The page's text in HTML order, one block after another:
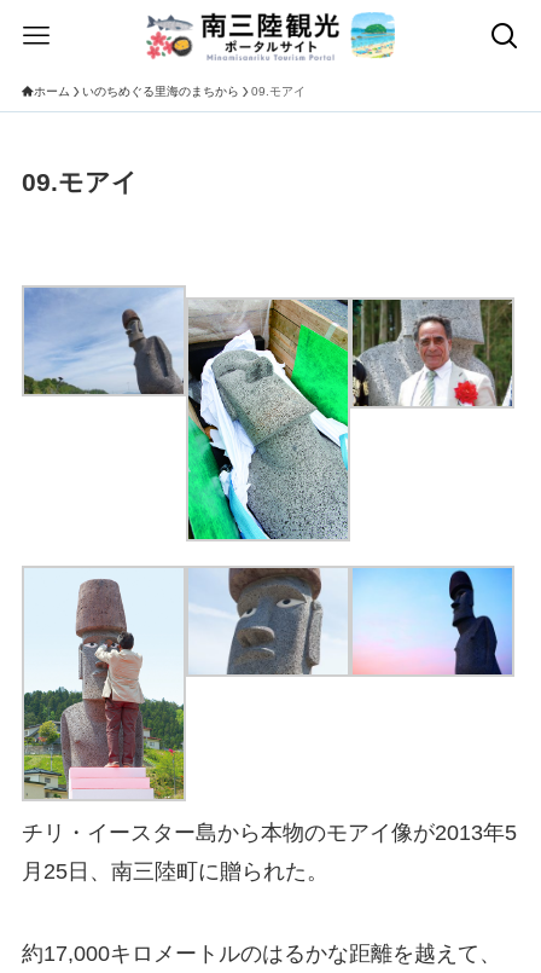
ホーム いのちめぐる里海のまちから 09.モアイ
09.モアイ
チリ・イースター島から本物のモアイ像が2013年5
月 25日、南三陸町に贈られた。
約17,000キロメートルのはるかな距離を越えて、